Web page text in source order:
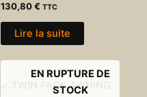
130,80€ TTC
Lire la suite
EN RUPTURE DE
STOCK